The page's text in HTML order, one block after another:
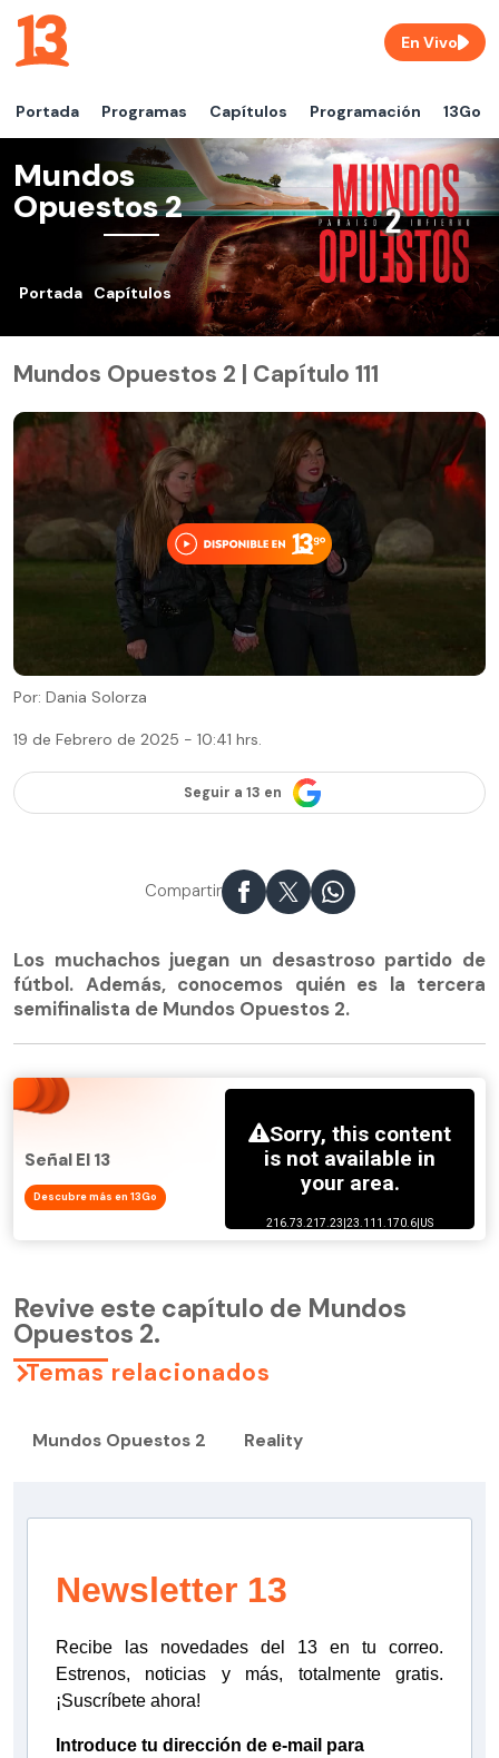
Portada Programas Capítulos Programación 13Go
En Vivo
Mundos
Opuestos 2
Portada Capítulos
Mundos Opuestos 2 | Capítulo 111
Por: Dania Solorza
19 de Febrero de 2025 - 10:41 hrs.
Seguir a 13 en
Compartir
Los muchachos juegan un desastroso partido de
fútbol. Además, conocemos quién es la tercera
semifinalista de Mundos Opuestos 2.
Señal El 13
Descubre más en 13Go
Revive este capítulo de Mundos
Opuestos 2.
Temas relacionados
Mundos Opuestos 2 Reality
Newsletter 13
Recibe las novedades del 13 en tu correo.
Estrenos, noticias y más, totalmente gratis.
¡Suscríbete ahora!
Introduce tu dirección de e-mail para